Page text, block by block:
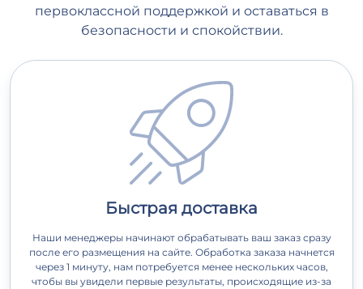
первоклассной поддержкой и оставаться в
безопасности и спокойствии.
Быстрая доставка
Наши менеджеры начинают обрабатывать ваш заказ сразу
после его размещения на сайте. Обработка заказа начнется
через 1 минуту, нам потребуется менее нескольких часов,
чтобы вы увидели первые результаты, происходящие из-за